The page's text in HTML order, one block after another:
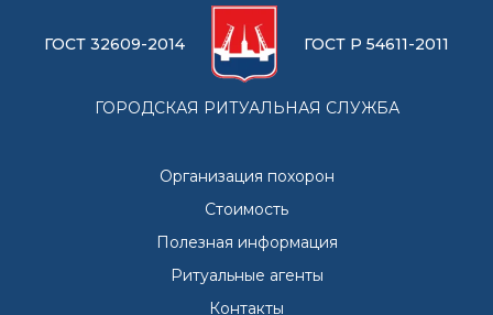
ГОСТ 32609-2014 ГОСТ Р 54611-2011
ГОРОДСКАЯ РИТУАЛЬНАЯ СЛУЖБА
Организация похорон
Стоимость
Полезная информация
Ритуальные агенты
Контакты